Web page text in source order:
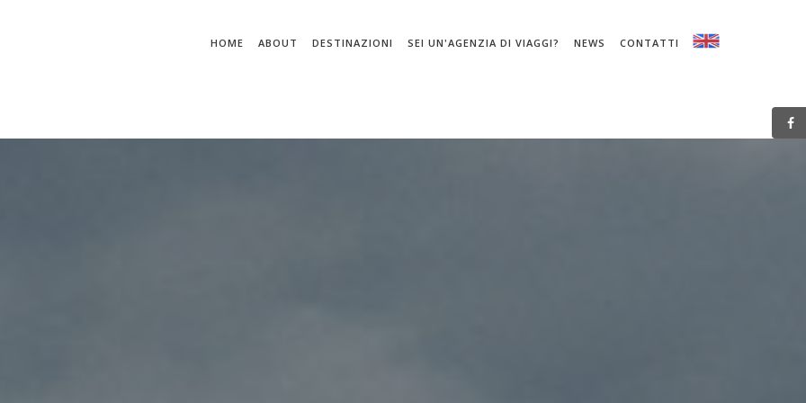
HOME ABOUT DESTINAZIONI SEI UN'AGENZIA DI VIAGGI? NEWS CONTATTI